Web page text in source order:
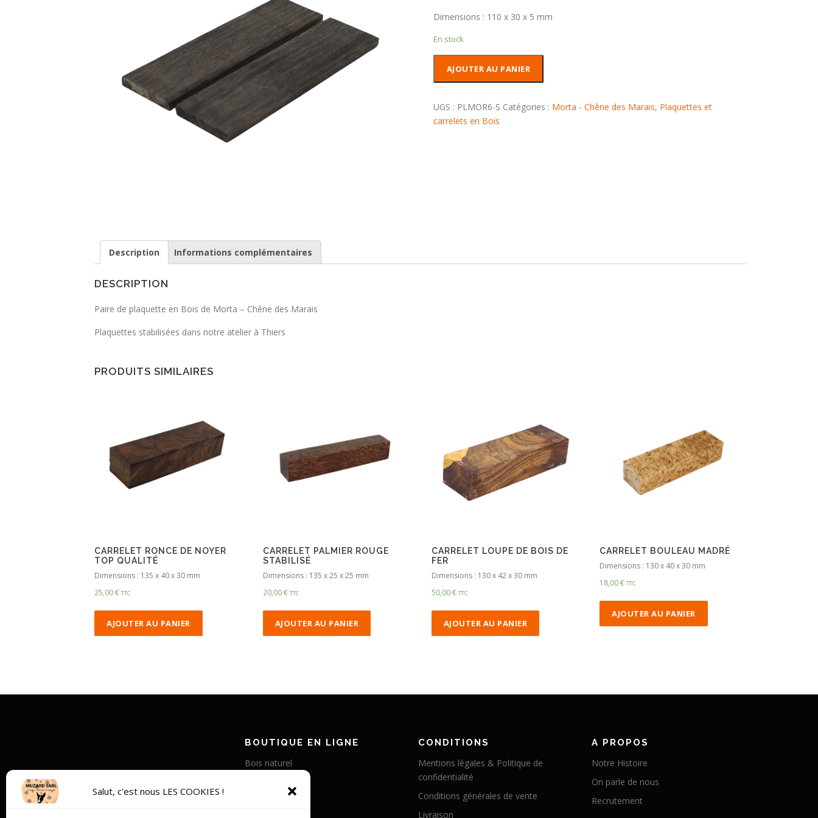
Salut, c'est nous LES COOKIES !
Dimensions : 110 x 30 x 5 mm
En stock
Chêne
des
AJOUTER AU PANIER
UGS : PLMOR6-S Catégories : Morta - Chêne des Marais, Plaquettes et
carrelets en Bois
Description Informations complémentaires
DESCRIPTION
Paire de plaquette en Bois de Morta – Chêne des Marais
Plaquettes stabilisées dans notre atelier à Thiers
PRODUITS SIMILAIRES
CARRELET RONCE DE NOYER
TOP QUALITÉ
Dimensions : 135 x 40 x 30 mm
25,00€ TTC
AJOUTER AU PANIER
CARRELET PALMIER ROUGE
STABILISÉ
Dimensions : 135 x 25 x 25 mm
20,00€ TTC
AJOUTER AU PANIER
CARRELET LOUPE DE BOIS DE
FER
Dimensions : 130 x 42 x 30 mm
50,00€ TTC
AJOUTER AU PANIER
CARRELET BOULEAU MADRÉ
Dimensions : 130 x 40 x 30 mm
18,00€ TTC
AJOUTER AU PANIER
BOUTIQUE EN LIGNE
Bois naturel
CONDITIONS
Mentions légales & Politique de
confidentialité
Conditions générales de vente
Livraison
A PROPOS
Notre Histoire
On parle de nous
Recrutement